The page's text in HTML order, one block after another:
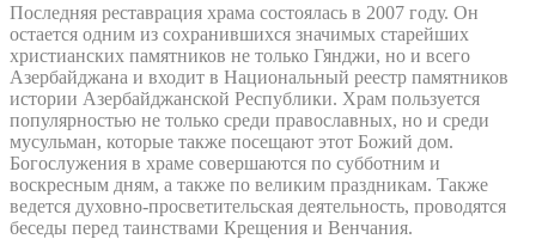
Последняя реставрация храма состоялась в 2007 году. Он
остается одним из сохранившихся значимых старейших
христианских памятников не только Гянджи, но и всего
Азербайджана и входит в Национальный реестр памятников
истории Азербайджанской Республики. Храм пользуется
популярностью не только среди православных, но и среди
мусульман, которые также посещают этот Божий дом.
Богослужения в храме совершаются по субботним и
воскресным дням, а также по великим праздникам. Также
ведется духовно-просветительская деятельность, проводятся
беседы перед таинствами Крещения и Венчания.